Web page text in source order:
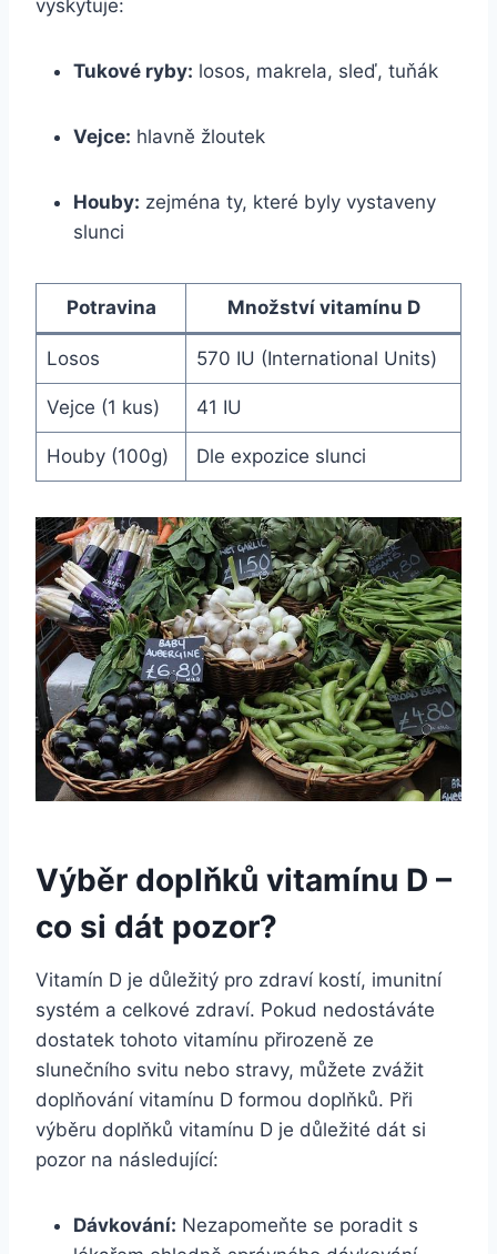
vyskytuje:
Tukové ryby: losos, makrela, sleď, tuňák
Vejce: hlavně žloutek
Houby: zejména ty, které byly vystaveny
slunci
Potravina Množství vitamínu D
Losos 570 IU (International Units)
Vejce (1 kus) 41 IU
Houby (100g) Dle expozice slunci
Výběr doplňků vitamínu D –
co si dát pozor?
Vitamín D je důležitý pro zdraví kostí, imunitní
systém a celkové zdraví. Pokud nedostáváte
dostatek tohoto vitamínu přirozeně ze
slunečního svitu nebo stravy, můžete zvážit
doplňování vitamínu D formou doplňků. Při
výběru doplňků vitamínu D je důležité dát si
pozor na následující:
Dávkování: Nezapomeňte se poradit s